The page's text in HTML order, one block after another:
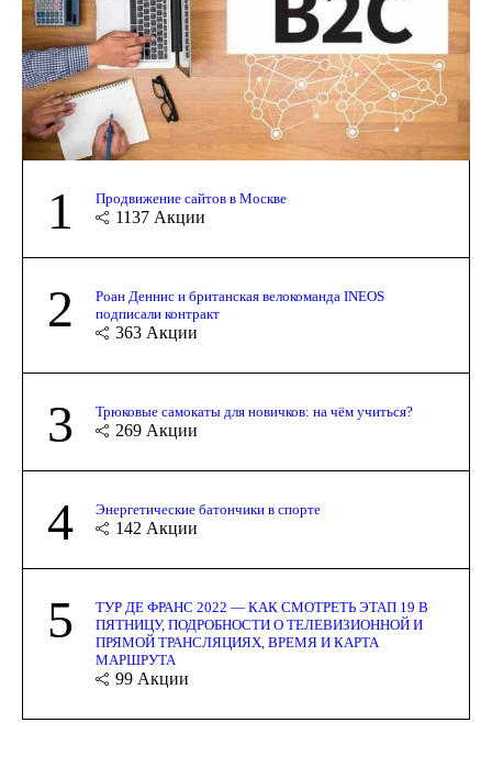
1 Продвижение сайтов в Москве
1137 Акции
2
Роан Деннис и британская велокоманда INEOS
подписали контракт
363 Акции
3 Трюковые самокаты для новичков: на чём учиться?
269 Акции
4 Энергетические батончики в спорте
142 Акции
5
ТУР ДЕ ФРАНС 2022 — КАК СМОТРЕТЬ ЭТАП 19 В
ПЯТНИЦУ, ПОДРОБНОСТИ О ТЕЛЕВИЗИОННОЙ И
ПРЯМОЙ ТРАНСЛЯЦИЯХ, ВРЕМЯ И КАРТА
МАРШРУТА
99 Акции